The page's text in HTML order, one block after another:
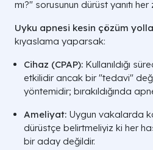
mı?" sorusunun dürüst yanıtı
Uyku apnesi kesin çözüm
kıyaslama yaparsak:
Cihaz (CPAP): Kullanıldığı
etkilidir ancak bir "tedavi"
yöntemidir; bırakıldığında
Ameliyat: Uygun vakalarda
dürüstçe belirtmeliyiz ki her
bir aday değildir.